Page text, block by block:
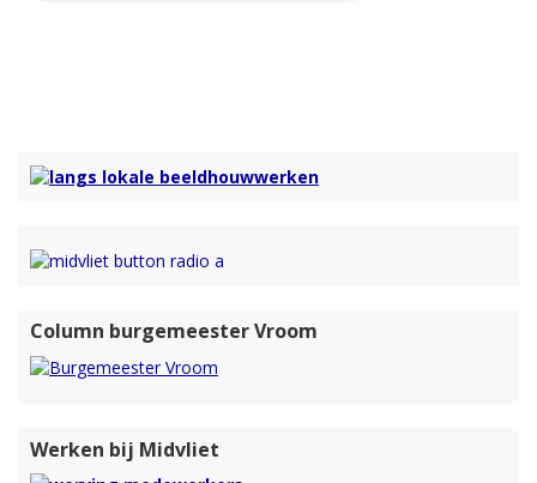
Column burgemeester Vroom
Werken bij Midvliet